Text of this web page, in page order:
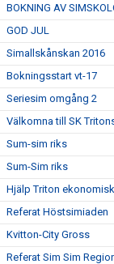
BOKNING AV
GOD JUL
Simallskånskan 2016
Bokningsstart vt-17
Seriesim omgång 2
Välkomna till SK
Sum-sim riks
Sum-Sim riks
Hjälp Triton
Referat Höstsimiaden
Kvitton-City Gross
Referat Sim Sim